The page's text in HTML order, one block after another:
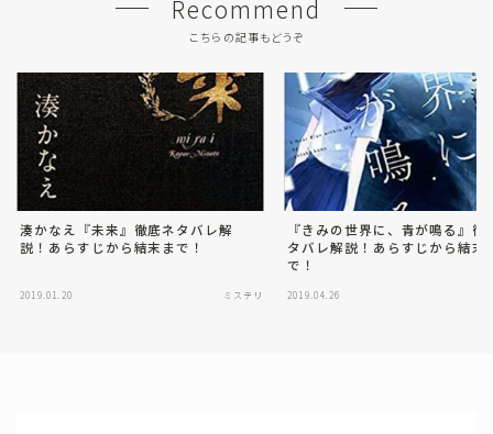
Recommend
こちらの記事もどうぞ
湊かなえ『未来』徹底ネタバレ解
説！あらすじから結末まで！
2019.01.20 ミステリ
『きみの世界に、青が鳴る』徹
タバレ解説！あらすじから結末
で！
2019.04.26